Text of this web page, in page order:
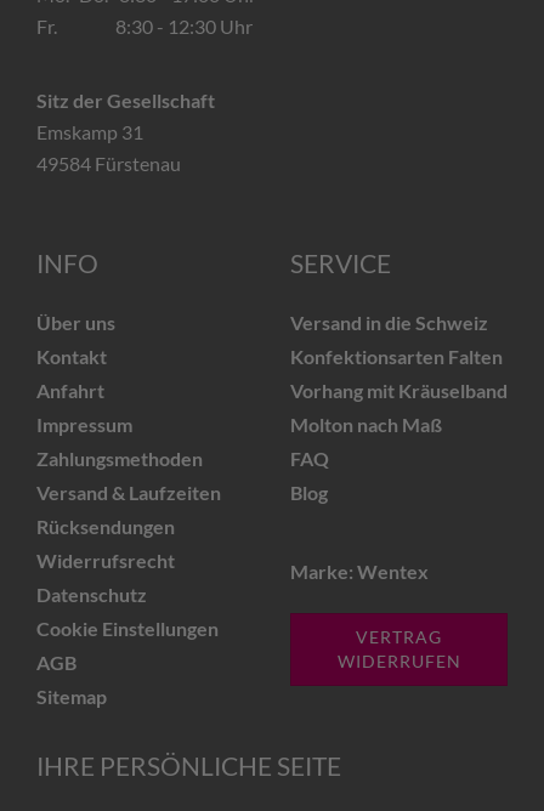
Fr. 8:30 - 12:30 Uhr
Sitz der Gesellschaft
Emskamp 31
49584 Fürstenau
INFO
Über uns
Kontakt
Anfahrt
Impressum
Zahlungsmethoden
Versand & Laufzeiten
Rücksendungen
Widerrufsrecht
Datenschutz
Cookie Einstellungen
AGB
Sitemap
SERVICE
Versand in die Schweiz
Konfektionsarten Falten
Vorhang mit Kräuselband
Molton nach Maß
FAQ
Blog
Marke: Wentex
VERTRAG
WIDERRUFEN
IHRE PERSÖNLICHE SEITE